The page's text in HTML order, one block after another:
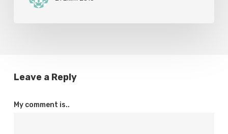
Leave a Reply
My comment is..